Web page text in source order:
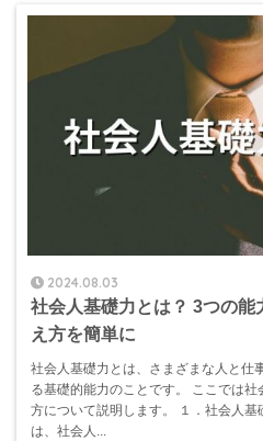
2024.08.03
社会人基礎力とは？ 3つの能
え方を簡単に
社会人基礎力とは、さまざまな人と仕
る基礎的能力のことです。 ここでは社
方について説明します。 １．社会人基
は、社会人...